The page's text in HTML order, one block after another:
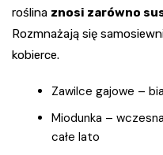
roślina znosi zarówno
Rozmnażają się
kobierce.
Zawilce gajowe –
Miodunka –
całe lato